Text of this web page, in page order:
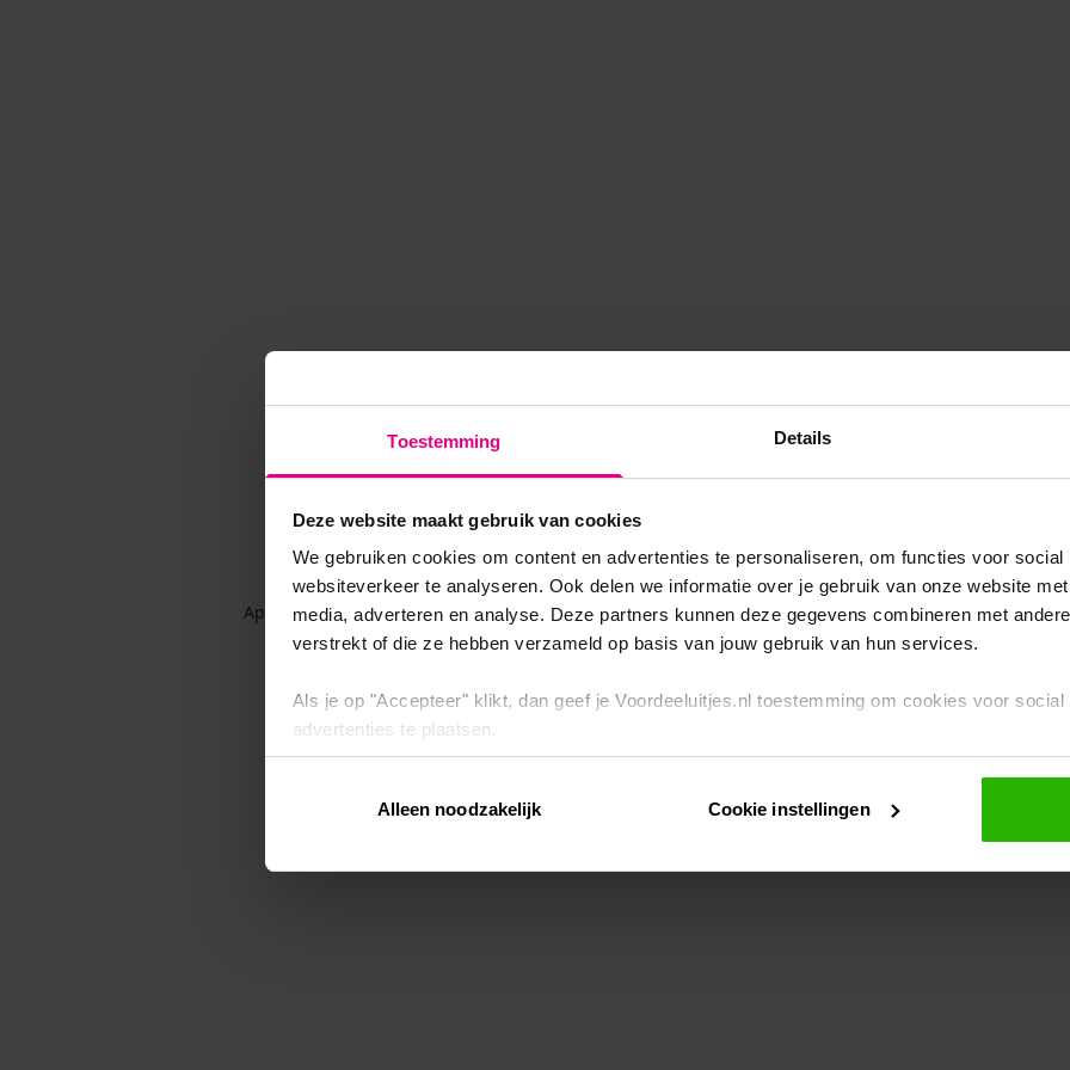
Toestemming Details
Deze website maakt gebruik van cookies
We gebruiken cookies om content en advertenties te personaliseren, om functies voor
websiteverkeer te analyseren. Ook delen we informatie over je gebruik van onze website
media, adverteren en analyse. Deze partners kunnen deze gegevens combineren met
verstrekt of die ze hebben verzameld op basis van jouw gebruik van hun services.
Als je op "Accepteer" klikt, dan geef je Voordeeluitjes.nl toestemming om cookies voor
advertenties te plaatsen.
Via "Cookie instellingen" kun je ook zelf instellen welke cookies worden geplaatst. Je kunt je
intrekken op onscookiebeleid.
Alleen noodzakelijk Cookie instellingen
Application error: a client-side exception has occurred while loadingwww.voordeeluitjes.nl (see the